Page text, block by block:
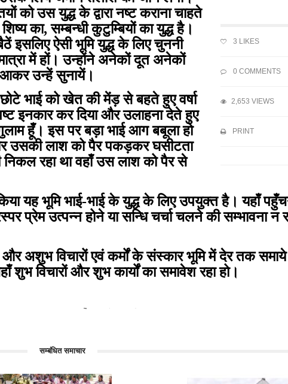
3 LIKES
0 COMMENTS
2,653 VIEWS
PRINT
को उस युद्ध के द्वारा नष्ट कराना चाहते
का, सम्बन्धी कुटुम्बियों का युद्ध है।
ऐसी भूमि युद्ध के लिए चुननी
में हों। उन्होंने अनेकों दूत अनेकों
उन्हें सुनायें।
भाई को खेत की मेंड़ से बहते हुए वर्षा
इनकार कर दिया और उलाहना देते हुए
हूँ। इस पर बड़ा भाई आग बबूला हो
उसकी लाश को पैर पकड़कर घसीटता
रहा था वहाँ उस लाश को पैर से
यह भूमि भाई-भाई के युद्ध के लिए उपयुक्त है। यहाँ
प्रेम उत्पन्न होने या सन्धि चर्चा चलने की सम्भावना न
अशुभ विचारों एवं कर्मों के संस्कार भूमि में देर तक
शुभ विचारों और शुभ कार्यों का समावेश रहा हो।
सम्बंधित समाचार